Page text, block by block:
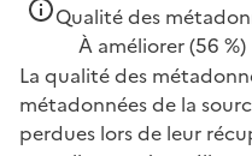
Qualité des
À améliorer(56 %)
La qualité des
métadonnées de la
perdues lors de leur